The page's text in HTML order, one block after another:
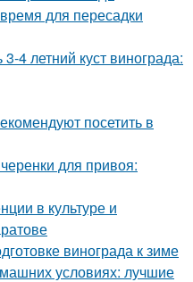
для пересадки
4 летний куст винограда:
посетить в
для привоя:
в культуре и
винограда к зиме
условиях: лучшие